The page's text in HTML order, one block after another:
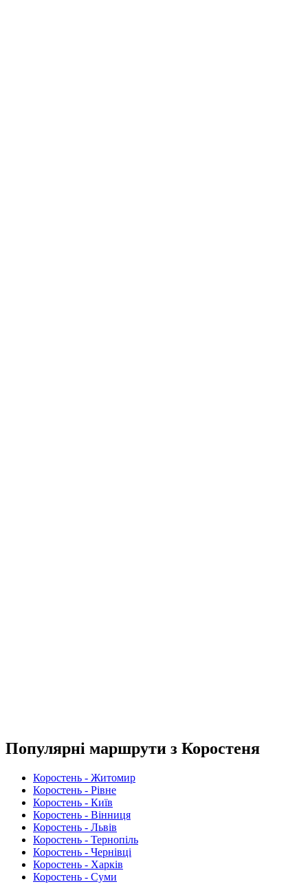
Популярні маршрути з Коростеня
Коростень - Житомир
Коростень - Рівне
Коростень - Київ
Коростень - Вінниця
Коростень - Львів
Коростень - Тернопіль
Коростень - Чернівці
Коростень - Харків
Коростень - Суми